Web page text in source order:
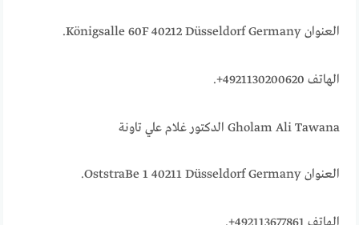
العنوان Königsalle 60F 40212 Düsseldorf Germany.
الهاتف 4921130200620+.
Gholam Ali Tawana الدكتور غلام علي تاونة
العنوان OststraBe 1 40211 Düsseldorf Germany.